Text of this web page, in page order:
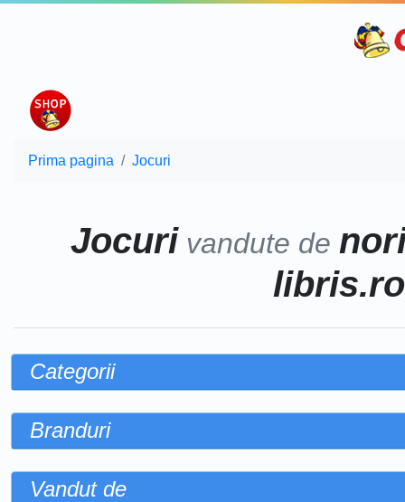
Prima pagina Jocuri
Jocuri vandute de
Categorii
Branduri
Vandut de